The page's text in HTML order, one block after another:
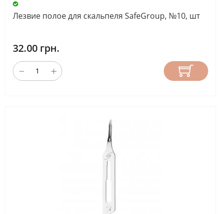
Лезвие полое для скальпеля SafeGroup, №10, шт
32.00 грн.